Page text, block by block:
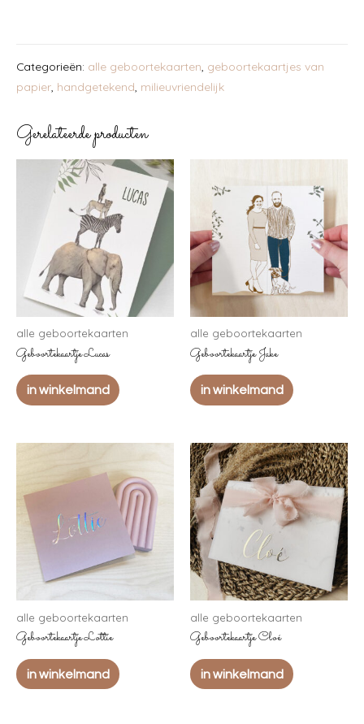
Categorieën: alle geboortekaarten geboortekaartjes van
papier handgetekend milieuvriendelijk
Gerelateerde producten
alle geboortekaarten
Geboortekaartje Lucas
in winkelmand
alle geboortekaarten
Geboortekaartje Jake
in winkelmand
alle geboortekaarten
Geboortekaartje Lottie
in winkelmand
alle geboortekaarten
Geboortekaartje Cloé
in winkelmand